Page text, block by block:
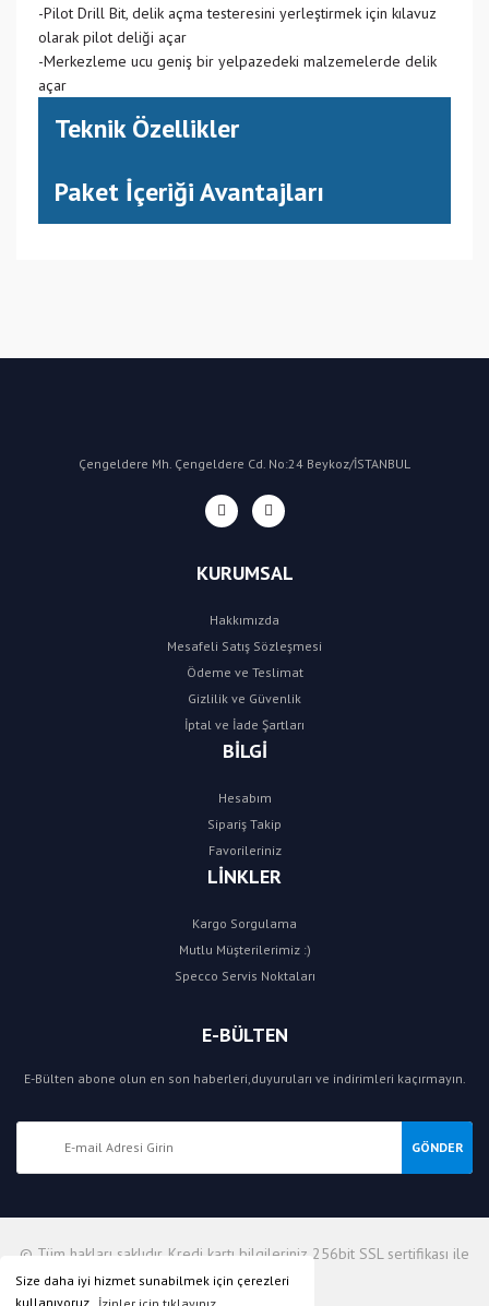
Size daha iyi hizmet sunabilmek için çerezleri
-Pilot Drill Bit, delik açma testeresini yerleştirmek için kılavuz
olarak pilot deliği açar
-Merkezleme ucu geniş bir yelpazedeki malzemelerde delik
açar
Teknik Özellikler
Paket İçeriği Avantajları
Çengeldere Mh. Çengeldere Cd. No:24 Beykoz/İSTANBUL
KURUMSAL
Hakkımızda
Mesafeli Satış Sözleşmesi
Ödeme ve Teslimat
Gizlilik ve Güvenlik
İptal ve İade Şartları
BİLGİ
Hesabım
Sipariş Takip
Favorileriniz
LİNKLER
Kargo Sorgulama
Mutlu Müşterilerimiz :)
Specco Servis Noktaları
E-BÜLTEN
E-Bülten abone olun en son haberleri,duyuruları ve indirimleri kaçırmayın.
GÖNDER
© Tüm hakları saklıdır. Kredi kartı bilgileriniz 256bit SSL sertifikası ile
korunmaktadır.